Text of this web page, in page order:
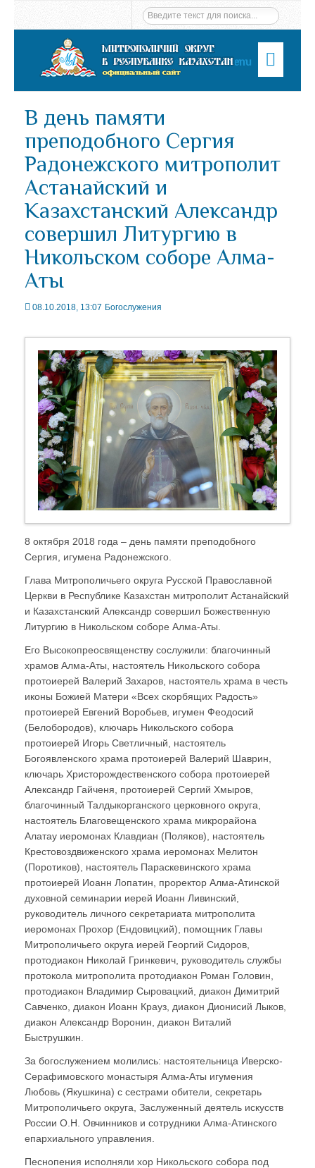
Menu
В день памяти
преподобного Сергия
Радонежского митрополит
Астанайский и
Казахстанский Александр
совершил Литургию в
Никольском соборе Алма-
Аты
08.10.2018, 13:07 Богослужения
8 октября 2018 года – день памяти преподобного
Сергия, игумена Радонежского.
Глава Митрополичьего округа Русской Православной
Церкви в Республике Казахстан митрополит Астанайский
и Казахстанский Александр совершил Божественную
Литургию в Никольском соборе Алма-Аты.
Его Высокопреосвященству сослужили: благочинный
храмов Алма-Аты, настоятель Никольского собора
протоиерей Валерий Захаров, настоятель храма в честь
иконы Божией Матери «Всех скорбящих Радость»
протоиерей Евгений Воробьев, игумен Феодосий
(Белобородов), ключарь Никольского собора
протоиерей Игорь Светличный, настоятель
Богоявленского храма протоиерей Валерий Шаврин,
ключарь Христорождественского собора протоиерей
Александр Гайченя, протоиерей Сергий Хмыров,
благочинный Талдыкорганского церковного округа,
настоятель Благовещенского храма микрорайона
Алатау иеромонах Клавдиан (Поляков), настоятель
Крестовоздвиженского храма иеромонах Мелитон
(Поротиков), настоятель Параскевинского храма
протоиерей Иоанн Лопатин, проректор Алма-Атинской
духовной семинарии иерей Иоанн Ливинский,
руководитель личного секретариата митрополита
иеромонах Прохор (Ендовицкий), помощник Главы
Митрополичьего округа иерей Георгий Сидоров,
протодиакон Николай Гринкевич, руководитель службы
протокола митрополита протодиакон Роман Головин,
протодиакон Владимир Сыровацкий, диакон Димитрий
Савченко, диакон Иоанн Крауз, диакон Дионисий Лыков,
диакон Александр Воронин, диакон Виталий
Быструшкин.
За богослужением молились: настоятельница Иверско-
Серафимовского монастыря Алма-Аты игумения
Любовь (Якушкина) с сестрами обители, секретарь
Митрополичьего округа, Заслуженный деятель искусств
России О.Н. Овчинников и сотрудники Алма-Атинского
епархиального управления.
Песнопения исполняли хор Никольского собора под